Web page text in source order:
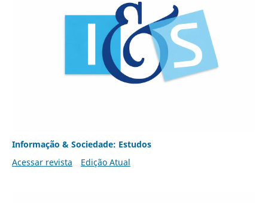
Informação & Sociedade: Estudos
Acessar revista
Edição Atual